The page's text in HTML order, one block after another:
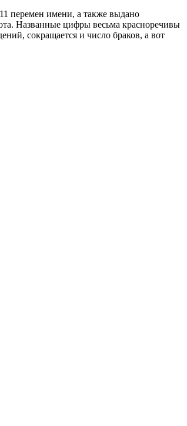
перемен имени, а также выдано
Названные цифры весьма красноречивы
сокращается и число браков, а вот